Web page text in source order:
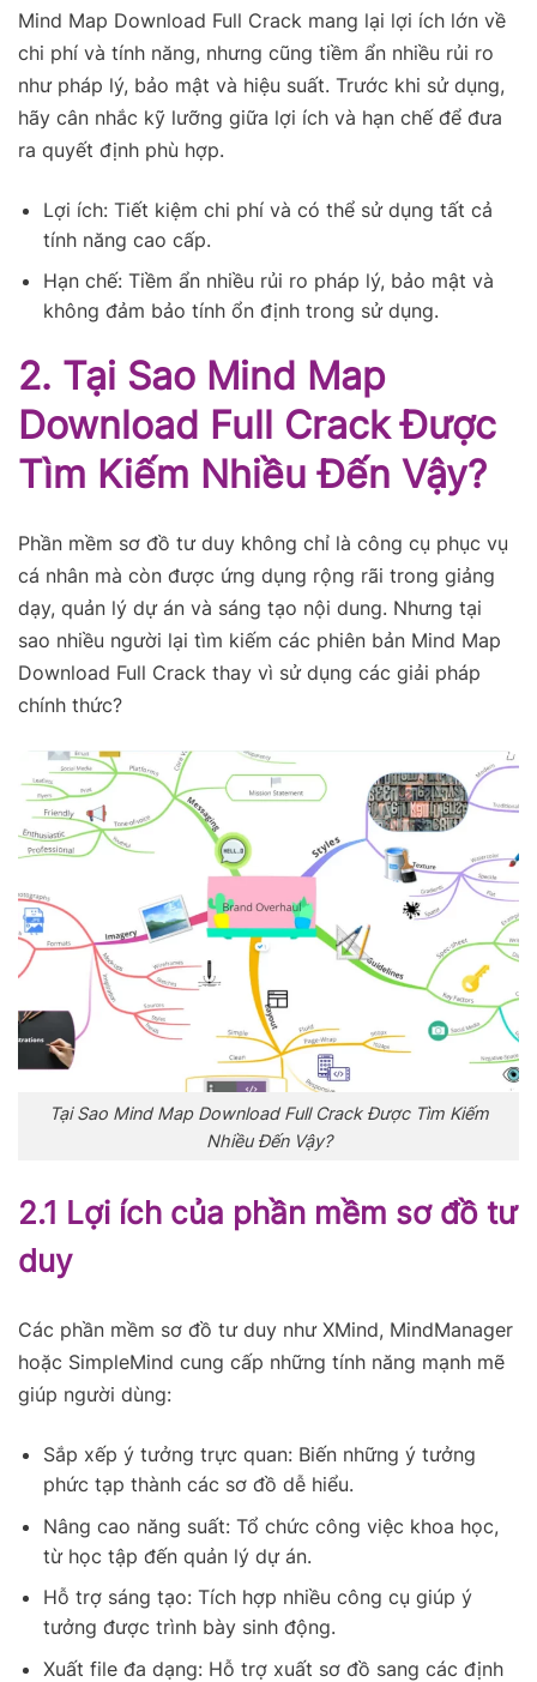
Mind Map Download Full Crack mang lại lợi ích lớn về
chi phí và tính năng, nhưng cũng tiềm ẩn nhiều rủi ro
như pháp lý, bảo mật và hiệu suất. Trước khi sử dụng,
hãy cân nhắc kỹ lưỡng giữa lợi ích và hạn chế để đưa
ra quyết định phù hợp.
Lợi ích: Tiết kiệm chi phí và có thể sử dụng tất cả
tính năng cao cấp.
Hạn chế: Tiềm ẩn nhiều rủi ro pháp lý, bảo mật và
không đảm bảo tính ổn định trong sử dụng.
2. Tại Sao Mind Map
Download Full Crack Được
Tìm Kiếm Nhiều Đến Vậy?
Phần mềm sơ đồ tư duy không chỉ là công cụ phục vụ
cá nhân mà còn được ứng dụng rộng rãi trong giảng
dạy, quản lý dự án và sáng tạo nội dung. Nhưng tại
sao nhiều người lại tìm kiếm các phiên bản Mind Map
Download Full Crack thay vì sử dụng các giải pháp
chính thức?
Tại Sao Mind Map Download Full Crack Được Tìm Kiếm
Nhiều Đến Vậy?
2.1 Lợi ích của phần mềm sơ đồ tư
duy
Các phần mềm sơ đồ tư duy như XMind, MindManager
hoặc SimpleMind cung cấp những tính năng mạnh mẽ
giúp người dùng:
Sắp xếp ý tưởng trực quan: Biến những ý tưởng
phức tạp thành các sơ đồ dễ hiểu.
Nâng cao năng suất: Tổ chức công việc khoa học,
từ học tập đến quản lý dự án.
Hỗ trợ sáng tạo: Tích hợp nhiều công cụ giúp ý
tưởng được trình bày sinh động.
Xuất file đa dạng: Hỗ trợ xuất sơ đồ sang các định